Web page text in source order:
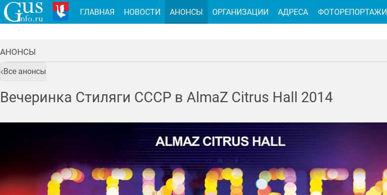
АНОНСЫ
Все анонсы
Вечеринка Стиляги СССР в AlmaZ Citrus Hall 2014
ГЛАВНАЯ НОВОСТИ АНОНСЫ ОРГАНИЗАЦИИ АДРЕСА ФОТОРЕПОРТАЖИ